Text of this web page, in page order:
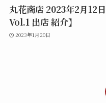
丸花商店 2023年2月12
Vol.1 出店 紹介】
2023年1月20日